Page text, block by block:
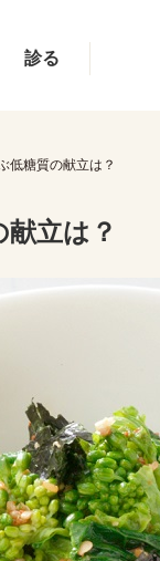
診る
低糖質の献立は？
立は？